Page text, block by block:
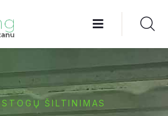
STOGŲ ŠILTINIMAS